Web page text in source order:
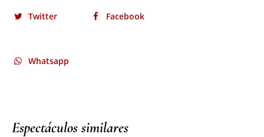
Twitter Facebook
Whatsapp
Espectáculos similares